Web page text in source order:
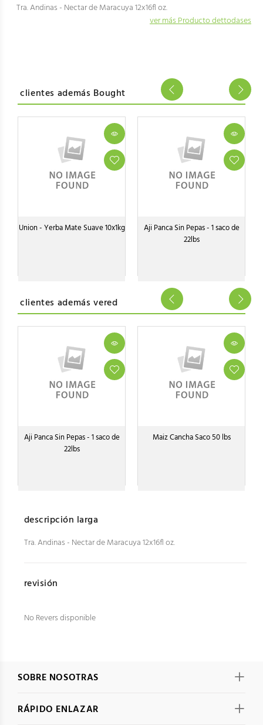
Tra. Andinas - Nectar de Maracuya 12x16fl oz.
ver más Producto dettodases
clientes además Bought
Union - Yerba Mate Suave 10x1kg
Aji Panca Sin Pepas - 1 saco de
22lbs
clientes además vered
Aji Panca Sin Pepas - 1 saco de
22lbs
Maiz Cancha Saco 50 lbs
descripción larga
Tra. Andinas - Nectar de Maracuya 12x16fl oz.
revisión
No Revers disponible
SOBRE NOSOTRAS
RÁPIDO ENLAZAR